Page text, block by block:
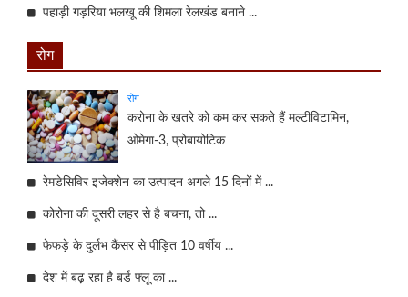
पहाड़ी गड़रिया भलखू की शिमला रेलखंड बनाने ...
रोग
रोग
करोना के खतरे को कम कर सकते हैं मल्टीविटामिन,
ओमेगा-3, प्रोबायोटिक
रेमडेसिविर इजेक्शेन का उत्पादन अगले 15 दिनों में ...
कोरोना की दूसरी लहर से है बचना, तो ...
फेफड़े के दुर्लभ कैंसर से पीड़ित 10 वर्षीय ...
देश में बढ़ रहा है बर्ड फ्लू का ...